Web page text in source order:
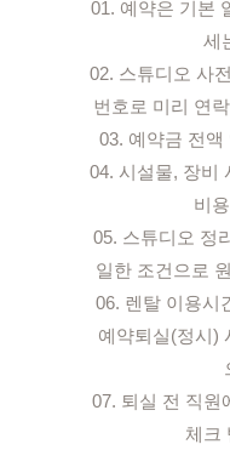
01. 예약은 기본
세
02. 스튜디오 사
번호로 미리 연
03. 예약금 전
04. 시설물, 장비
비
05. 스튜디오 정
일한 조건으로
06. 렌탈 이용시
예약퇴실(정시)
07. 퇴실 전 직원
체크